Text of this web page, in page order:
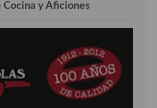
Cocina y Aficiones